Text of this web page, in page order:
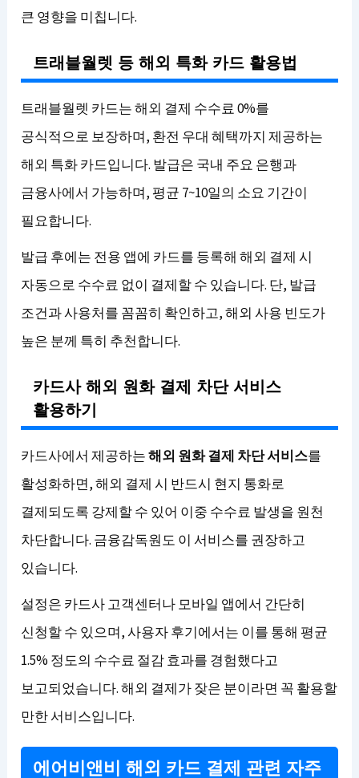
큰 영향을 미칩니다.
트래블월렛 등 해외 특화 카드 활용법
트래블월렛 카드는 해외 결제 수수료 0%를
공식적으로 보장하며, 환전 우대 혜택까지 제공하는
해외 특화 카드입니다. 발급은 국내 주요 은행과
금융사에서 가능하며, 평균 7~10일의 소요 기간이
필요합니다.
발급 후에는 전용 앱에 카드를 등록해 해외 결제 시
자동으로 수수료 없이 결제할 수 있습니다. 단, 발급
조건과 사용처를 꼼꼼히 확인하고, 해외 사용 빈도가
높은 분께 특히 추천합니다.
카드사 해외 원화 결제 차단 서비스
활용하기
카드사에서 제공하는해외 원화 결제 차단 서비스를
활성화하면, 해외 결제 시 반드시 현지 통화로
결제되도록 강제할 수 있어 이중 수수료 발생을 원천
차단합니다. 금융감독원도 이 서비스를 권장하고
있습니다.
설정은 카드사 고객센터나 모바일 앱에서 간단히
신청할 수 있으며, 사용자 후기에서는 이를 통해 평균
1.5% 정도의 수수료 절감 효과를 경험했다고
보고되었습니다. 해외 결제가 잦은 분이라면 꼭 활용할
만한 서비스입니다.
에어비앤비 해외 카드 결제 관련 자주